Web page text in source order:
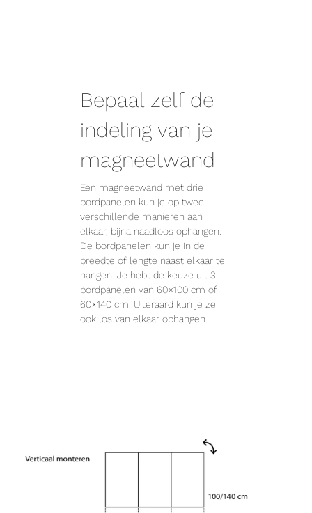
Bepaal zelf de
indeling van je
magneetwand
Een magneetwand met drie
bordpanelen kun je op twee
verschillende manieren aan
elkaar, bijna naadloos ophangen.
De bordpanelen kun je in de
breedte of lengte naast elkaar te
hangen. Je hebt de keuze uit 3
bordpanelen van 60×100 cm of
60×140 cm. Uiteraard kun je ze
ook los van elkaar ophangen.